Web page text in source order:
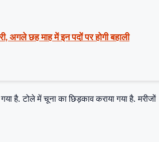
अगले छह माह में इन पदों पर होगी बहाली
है. टोले में चूना का छिड़काव कराया गया है. मरीजों